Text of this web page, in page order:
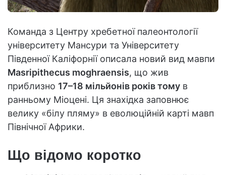
Команда з Центру хребетної палеонтології
університету Мансури та Університету
Південної Каліфорнії описала новий вид мавпи
Masripithecus moghraensis, що жив
приблизно 17–18 мільйонів років тому в
ранньому Міоцені. Ця знахідка заповнює
велику «білу пляму» в еволюційній карті мавп
Північної Африки.
Що відомо коротко